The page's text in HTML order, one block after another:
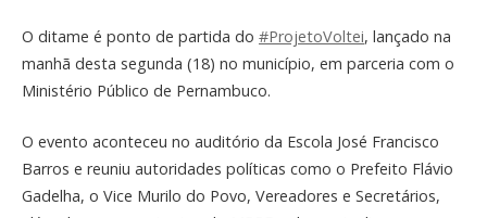
O ditame é ponto de partida do #ProjetoVoltei, lançado na
manhã desta segunda (18) no município, em parceria com o
Ministério Público de Pernambuco.
O evento aconteceu no auditório da Escola José Francisco
Barros e reuniu autoridades políticas como o Prefeito Flávio
Gadelha, o Vice Murilo do Povo, Vereadores e Secretários,